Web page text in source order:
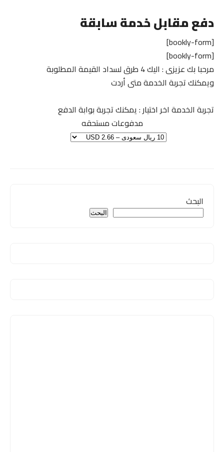
دفع مقابل خدمة سابقة
[bookly-form]
[bookly-form]
مرحبا بك عزيزى : اليك 4 طرق لسداد القيمة المطلوبة
ويمكنك تجربة الخدمة متى أردت
تجربة الخدمة اخر اختيار : يمكنك تجربة بوابة الدفع
مدفوعات مستحقه
البحث
البحث